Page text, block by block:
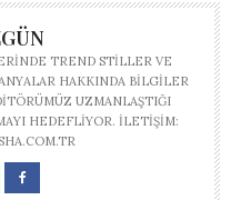
TREND STILLER VE
HAKKINDA BILGILER
UZMANLAŞTIĞI
HEDEFLIYOR. İLETIŞIM: